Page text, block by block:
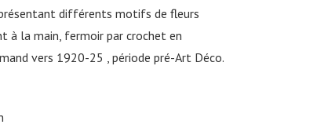
différents motifs de fleurs
à la main, fermoir par crochet en
vers 1920-25 , période pré-Art Déco.